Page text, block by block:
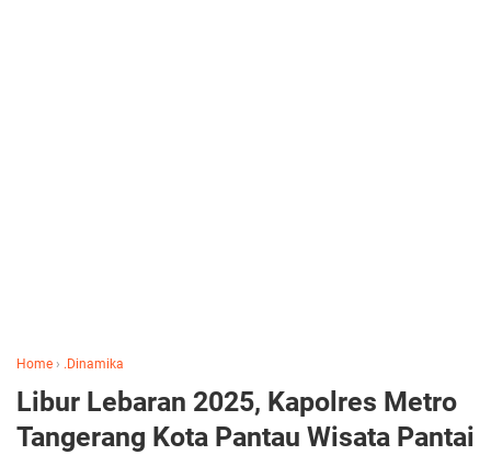
Home › .Dinamika
Libur Lebaran 2025, Kapolres Metro
Tangerang Kota Pantau Wisata Pantai